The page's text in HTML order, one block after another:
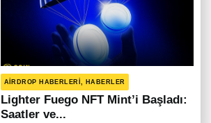
AIRDROP HABERLERI, HABERLER
Lighter Fuego NFT Mint’i Başladı:
Saatler ve...